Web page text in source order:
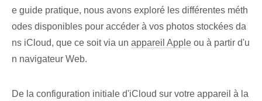
e guide pratique, nous avons exploré les différentes méth
odes disponibles pour accéder à vos photos stockées da
ns iCloud, que ce soit via⁤ un appareil Apple ou ⁤à partir⁣ d'u
n navigateur Web.
De la configuration initiale d'iCloud sur votre appareil à la